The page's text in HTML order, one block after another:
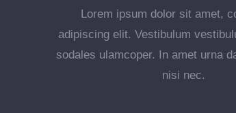
Lorem ipsum dolor sit amet,
adipiscing elit. Vestibulum
sodales ulamcoper. In amet urna
nisi nec.